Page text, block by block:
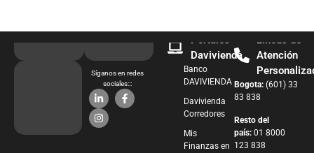
Síganos en redes
sociales:::
Portales
Davivienda
Banco
DAVIVIENDA
Davivienda
Corredores
Mis
Finanzas en
Líneas de
Atención
Bogota: (601) 33
83 838
Resto del
país: 01 8000
123 838